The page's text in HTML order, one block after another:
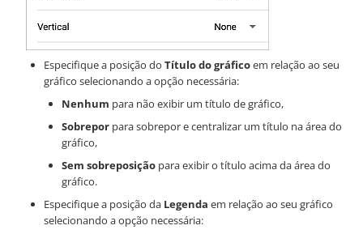
Especifique a posição do Título do gráficoem relação ao seu
gráfico selecionando a opção necessária:
Nenhum para não exibir um título de gráfico,
Sobrepor para sobrepor e centralizar um título na área do
gráfico,
Sem sobreposição para exibir o título acima da área do
gráfico.
Especifique a posição da Legenda em relação ao seu gráfico
selecionando a opção necessária: